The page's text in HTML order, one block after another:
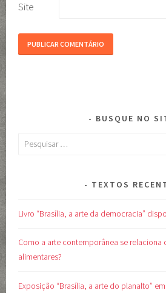
Site
BUSQUE NO
Pesquisar
TEXTOS
Livro “Brasília, a arte da democracia”
Como a arte contemporânea se relaciona
alimentares?
Exposição “Brasília, a arte do planalto”